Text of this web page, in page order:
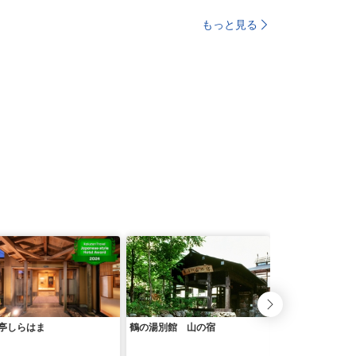
もっと見る
しらはま 鶴の湯別館 山の宿